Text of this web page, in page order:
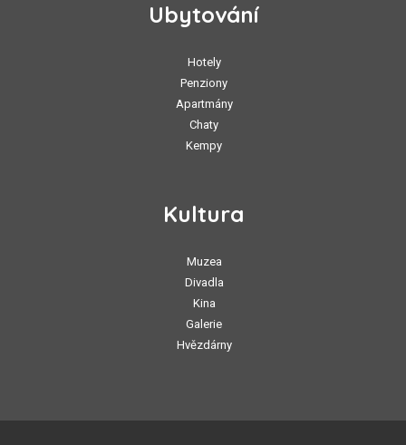
Ubytování
Hotely
Penziony
Apartmány
Chaty
Kempy
Kultura
Muzea
Divadla
Kina
Galerie
Hvězdárny